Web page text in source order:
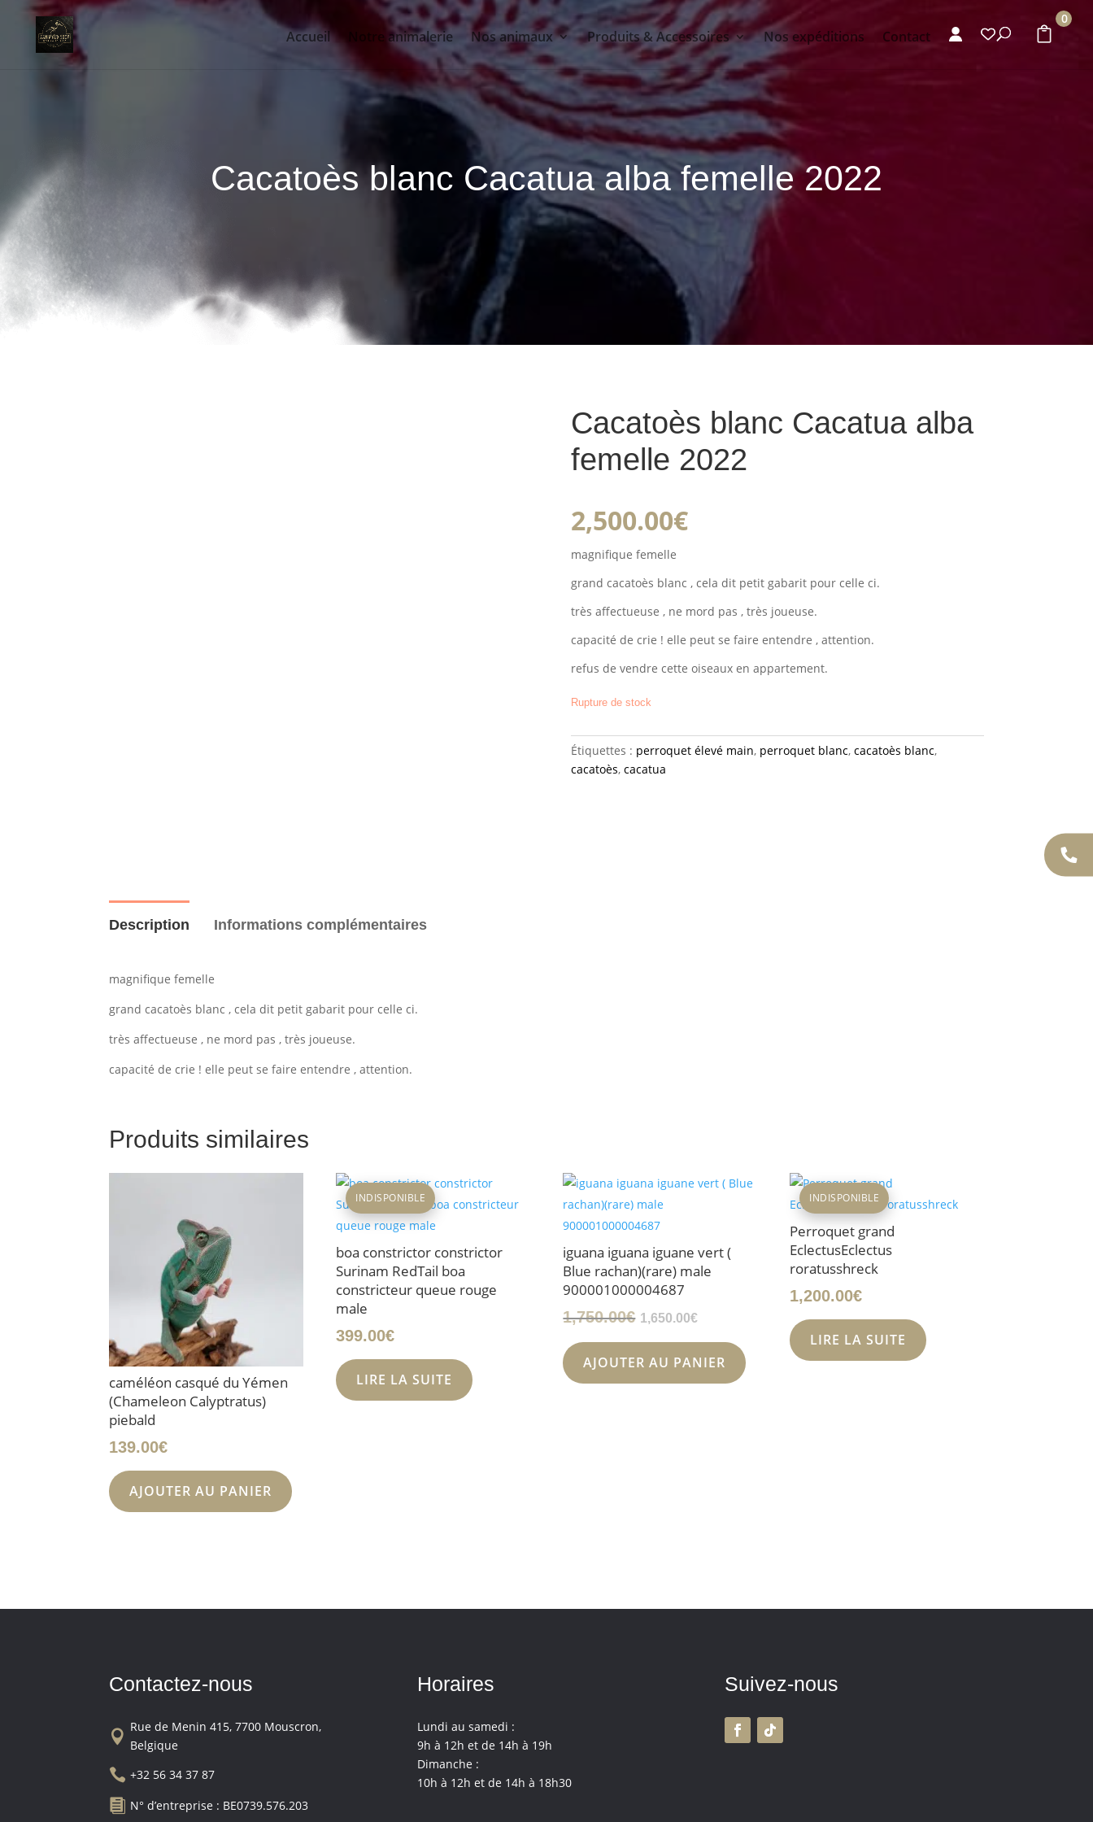
Accueil Notre animalerie Nos animaux Produits & Accessoires Nos expéditions Contact
0
Cacatoès blanc Cacatua alba femelle 2022
Cacatoès blanc Cacatua alba
femelle 2022
2,500.00€
magnifique femelle
grand cacatoès blanc , cela dit petit gabarit pour celle ci.
très affectueuse , ne mord pas , très joueuse.
capacité de crie ! elle peut se faire entendre , attention.
refus de vendre cette oiseaux en appartement.
Rupture de stock
Étiquettes : perroquet élevé main, perroquet blanc, cacatoès blanc,
cacatoès, cacatua
Description Informations complémentaires
magnifique femelle
grand cacatoès blanc , cela dit petit gabarit pour celle ci.
très affectueuse , ne mord pas , très joueuse.
capacité de crie ! elle peut se faire entendre , attention.
Produits similaires
caméléon casqué du Yémen
(Chameleon Calyptratus)
piebald
139.00€
AJOUTER AU PANIER
boa constrictor constrictor
Surinam RedTail boa
constricteur queue rouge
male
399.00€
INDISPONIBLE
LIRE LA SUITE
iguana iguana iguane vert (
Blue rachan)(rare) male
900001000004687
1,750.00€ Le
initial
était :
1,650.00€Le
actuel
est :
AJOUTER AU PANIER
Perroquet grand
EclectusEclectus
roratusshreck
1,200.00€
INDISPONIBLE
LIRE LA SUITE
Contactez-nous

Rue de Menin 415, 7700 Mouscron,
Belgique
 +32 56 34 37 87
 N° d’entreprise : BE0739.576.203
Horaires
Lundi au samedi :
9h à 12h et de 14h à 19h
Dimanche :
10h à 12h et de 14h à 18h30
Suivez-nous